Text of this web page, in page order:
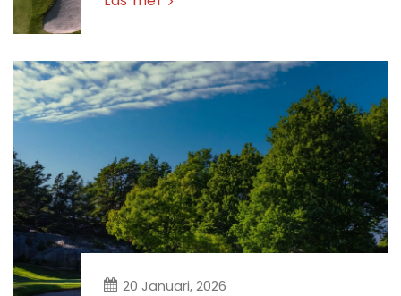
20 Januari, 2026